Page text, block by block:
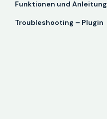
Funktionen und Anleitung
Troubleshooting – Plugin